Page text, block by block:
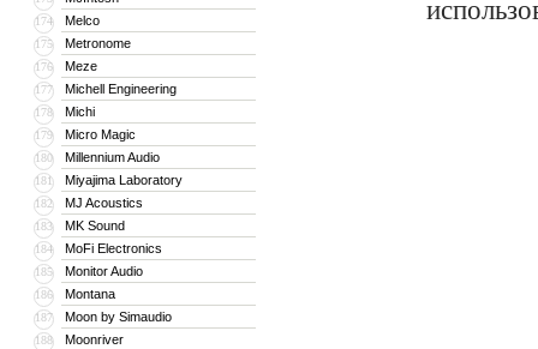
174 Melco
175 Metronome
176 Meze
177 Michell Engineering
178 Michi
179 Micro Magic
180 Millennium Audio
181 Miyajima Laboratory
182 MJ Acoustics
183 MK Sound
184 MoFi Electronics
185 Monitor Audio
186 Montana
187 Moon by Simaudio
188 Moonriver